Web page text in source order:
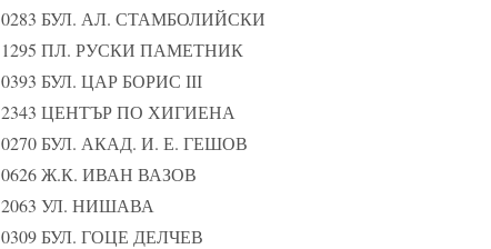
0283 БУЛ. АЛ. СТАМБОЛИЙСКИ
1295 ПЛ. РУСКИ ПАМЕТНИК
0393 БУЛ. ЦАР БОРИС ІІІ
2343 ЦЕНТЪР ПО ХИГИЕНА
0270 БУЛ. АКАД. И. Е. ГЕШОВ
0626 Ж.К. ИВАН ВАЗОВ
2063 УЛ. НИШАВА
0309 БУЛ. ГОЦЕ ДЕЛЧЕВ